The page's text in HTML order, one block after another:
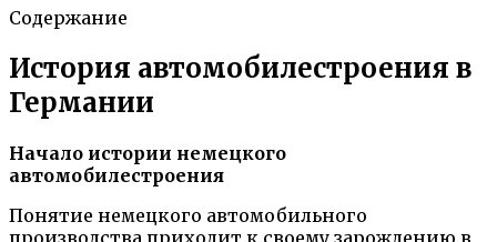
Содержание
История автомобилестроения в
Германии
Начало истории немецкого
автомобилестроения
Понятие немецкого автомобильного
производства приходит к своему зарождению в